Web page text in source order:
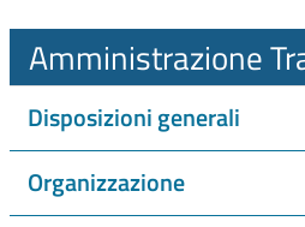
Amministrazione
Disposizioni generali
Organizzazione